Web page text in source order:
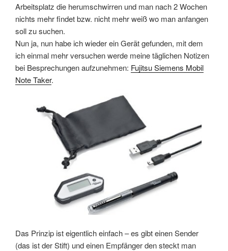
Arbeitsplatz die herumschwirren und man nach 2 Wochen
nichts mehr findet bzw. nicht mehr weiß wo man anfangen
soll zu suchen.
Nun ja, nun habe ich wieder ein Gerät gefunden, mit dem
ich einmal mehr versuchen werde meine täglichen Notizen
bei Besprechungen aufzunehmen: Fujitsu Siemens Mobil
Note Taker.
Das Prinzip ist eigentlich einfach – es gibt einen Sender
(das ist der Stift) und einen Empfänger den steckt man